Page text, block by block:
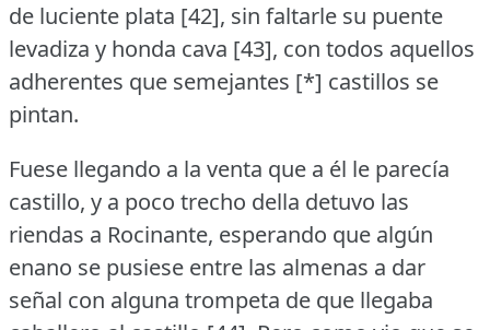
de luciente plata [42], sin faltarle su puente
levadiza y honda cava [43], con todos aquellos
adherentes que semejantes [*] castillos se
pintan.
Fuese llegando a la venta que a él le parecía
castillo, y a poco trecho della detuvo las
riendas a Rocinante, esperando que algún
enano se pusiese entre las almenas a dar
señal con alguna trompeta de que llegaba